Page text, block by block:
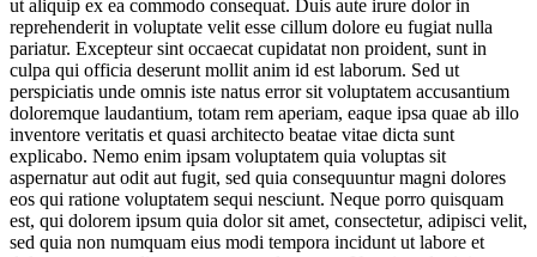
ut aliquip ex ea commodo consequat. Duis aute irure dolor in
reprehenderit in voluptate velit esse cillum dolore eu fugiat nulla
pariatur. Excepteur sint occaecat cupidatat non proident, sunt in
culpa qui officia deserunt mollit anim id est laborum. Sed ut
perspiciatis unde omnis iste natus error sit voluptatem accusantium
doloremque laudantium, totam rem aperiam, eaque ipsa quae ab illo
inventore veritatis et quasi architecto beatae vitae dicta sunt
explicabo. Nemo enim ipsam voluptatem quia voluptas sit
aspernatur aut odit aut fugit, sed quia consequuntur magni dolores
eos qui ratione voluptatem sequi nesciunt. Neque porro quisquam
est, qui dolorem ipsum quia dolor sit amet, consectetur, adipisci velit,
sed quia non numquam eius modi tempora incidunt ut labore et